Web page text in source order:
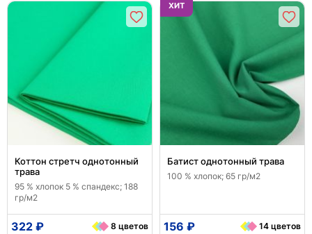
Коттон стретч однотонный
трава
95 % хлопок 5 % спандекс; 188
гр/м2
322 ₽ 8 цветов
ХИТ
Батист однотонный трава
100 % хлопок; 65 гр/м2
156 ₽ 14 цветов